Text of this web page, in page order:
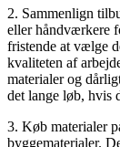
2. Sammenlign
eller håndværkere
fristende at vælge
kvaliteten af
materialer og
det lange løb, hvis
3. Køb materialer
byggematerialer.